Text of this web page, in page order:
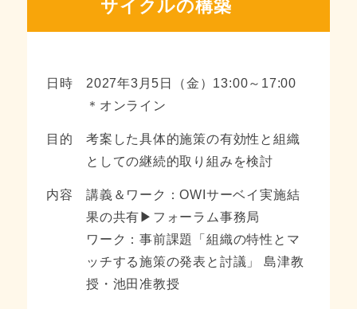
サイクルの構築
日時
2027年3月5日（金）13:00～17:00
＊オンライン
目的
考案した具体的施策の有効性と組織
としての継続的取り組みを検討
内容
講義＆ワーク：OWIサーベイ実施結
果の共有▶フォーラム事務局
ワーク：事前課題「組織の特性とマ
ッチする施策の発表と討議」 島津教
授・池田准教授